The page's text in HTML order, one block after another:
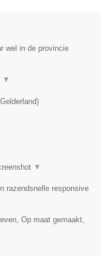
wel in de provincie
▼
Gelderland)
▼
razendsnelle responsive
Op maat gemaakt,